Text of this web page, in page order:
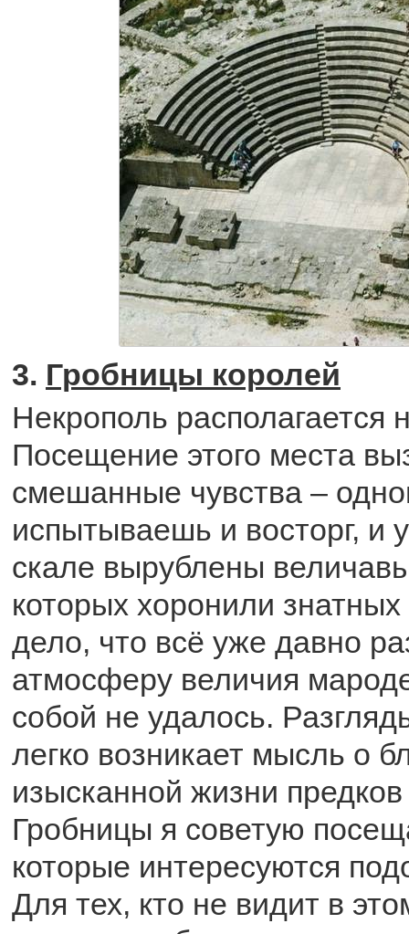
3. Гробницы королей
Некрополь
Посещение этого места
смешанные чувства –
испытываешь и восторг, и
скале вырублены
которых хоронили
дело, что всё уже давно
атмосферу величия
собой не удалось.
легко возникает мысль о
изысканной жизни
Гробницы я советую
которые интересуются
Для тех, кто не видит в